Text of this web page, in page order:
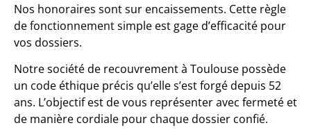
Nos honoraires sont sur encaissements. Cette règle
de fonctionnement simple est gage d’efficacité pour
vos dossiers.
Notre société de recouvrement à Toulouse possède
un code éthique précis qu’elle s’est forgé depuis 52
ans. L’objectif est de vous représenter avec fermeté et
de manière cordiale pour chaque dossier confié.